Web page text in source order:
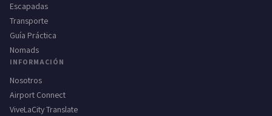
Escapadas
Transporte
Guía Práctica
Nomads
INFORMACIÓN
Nosotros
Airport Connect
ViveLaCity Translate